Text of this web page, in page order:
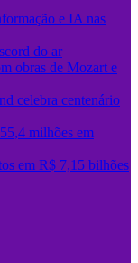
e IA nas
do ar
obras de Mozart e
celebra centenário
milhões em
em R$ 7,15 bilhões